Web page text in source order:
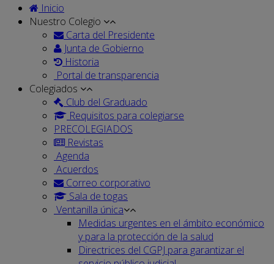
Inicio
Nuestro Colegio
Carta del Presidente
Junta de Gobierno
Historia
Portal de transparencia
Colegiados
Club del Graduado
Requisitos para colegiarse
PRECOLEGIADOS
Revistas
Agenda
Acuerdos
Correo corporativo
Sala de togas
Ventanilla única
Medidas urgentes en el ámbito económico
y para la protección de la salud
Directrices del CGPJ para garantizar el